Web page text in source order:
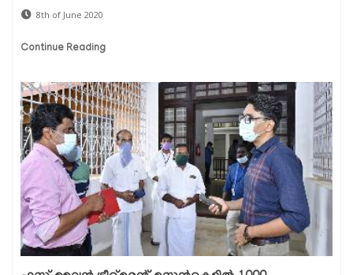
8th of June 2020
Continue Reading